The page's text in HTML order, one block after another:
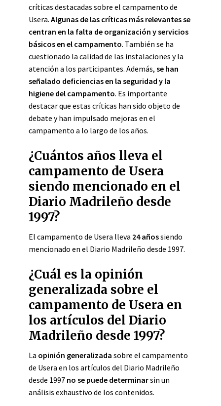
críticas destacadas sobre el campamento de
Usera. Algunas de las críticas más relevantes se
centran en la falta de organización y servicios
básicos en el campamento. También se ha
cuestionado la calidad de las instalaciones y la
atención a los participantes. Además, se han
señalado deficiencias en la seguridad y la
higiene del campamento. Es importante
destacar que estas críticas han sido objeto de
debate y han impulsado mejoras en el
campamento a lo largo de los años.
¿Cuántos años lleva el
campamento de Usera
siendo mencionado en el
Diario Madrileño desde
1997?
El campamento de Usera lleva 24 añossiendo
mencionado en el Diario Madrileño desde 1997.
¿Cuál es la opinión
generalizada sobre el
campamento de Usera en
los artículos del Diario
Madrileño desde 1997?
La opinión generalizada sobre el campamento
de Usera en los artículos del Diario Madrileño
desde 1997 no se puede determinarsin un
análisis exhaustivo de los contenidos.